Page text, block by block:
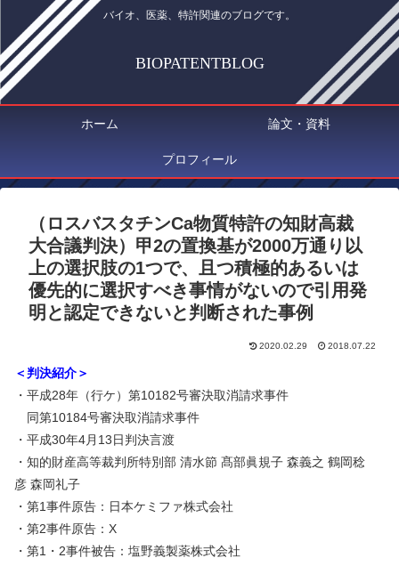
バイオ、医薬、特許関連のブログです。
BIOPATENTBLOG
ホーム 論文・資料
プロフィール
（ロスバスタチンCa物質特許の知財高裁
大合議判決）甲2の置換基が2000万通り以
上の選択肢の1つで、且つ積極的あるいは
優先的に選択すべき事情がないので引用発
明と認定できないと判断された事例
2020.02.29 2018.07.22
＜判決紹介＞
・平成28年（行ケ）第10182号審決取消請求事件
同第10184号審決取消請求事件
・平成30年4月 13日判決言渡
・知的財産高等裁判所特別部 清水節 髙部眞規子 森義之 鶴岡稔
彦 森岡礼子
・第1事件原告：日本ケミファ株式会社
・第2事件原告： X
・第1 ・ 2事件被告：塩野義製薬株式会社